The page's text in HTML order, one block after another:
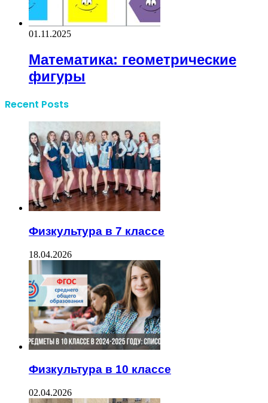
01.11.2025
Математика: геометрические
фигуры
Recent Posts
Физкультура в 7 классе
18.04.2026
Физкультура в 10 классе
02.04.2026